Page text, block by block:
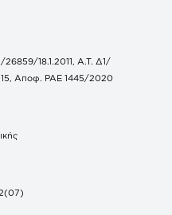
18.1.2011, Α.Τ. Δ1/
Αποφ. ΡΑΕ 1445/2020